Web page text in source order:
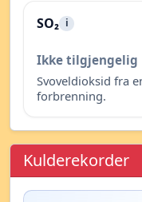
SO₂ i
Ikke tilgjengelig
Svoveldioksid fra
forbrenning.
Kulderekorder